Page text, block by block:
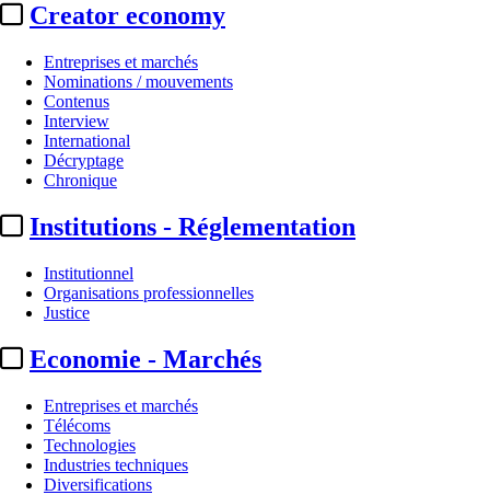
Creator economy
Entreprises et marchés
Nominations / mouvements
Contenus
Interview
International
Décryptage
Chronique
Institutions - Réglementation
Institutionnel
Organisations professionnelles
Justice
Economie - Marchés
Entreprises et marchés
Télécoms
Technologies
Industries techniques
Diversifications